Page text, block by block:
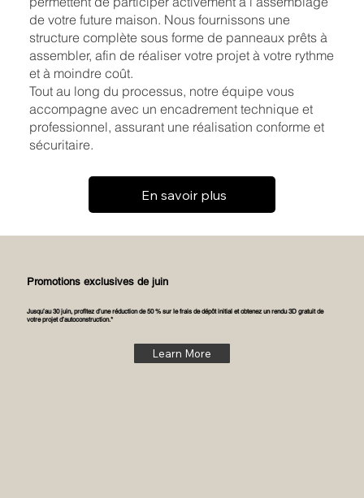
de votre future maison. Nous fournissons une
structure complète sous forme de panneaux prêts à
assembler, afin de réaliser votre projet à votre rythme
et à moindre coût.
Tout au long du processus, notre équipe vous
accompagne avec un encadrement technique et
professionnel, assurant une réalisation conforme et
sécuritaire.
En savoir plus
Promotions exclusives de juin
Jusqu’au 30 juin, profitez d’une réduction de 50 % sur le frais de dépôt initial et obtenez un rendu 3D gratuit de
votre projet d’autoconstruction.*
Learn More